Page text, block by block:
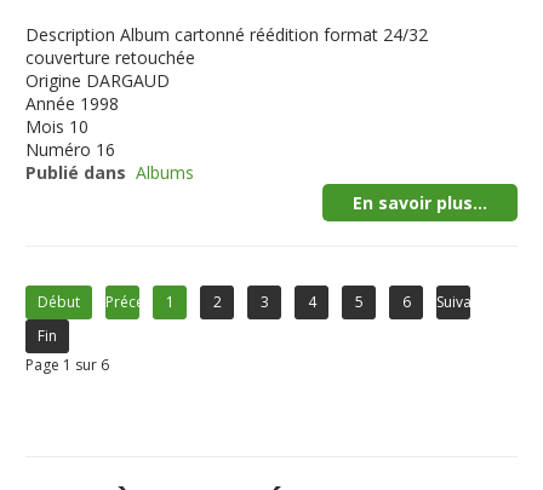
Description Album cartonné réédition format 24/32
couverture retouchée
Origine DARGAUD
Année 1998
Mois 10
Numéro 16
Publié dans Albums
En savoir plus...
Début Précédent1 2 3 4 5 6
Suivant
Fin
Page 1 sur 6